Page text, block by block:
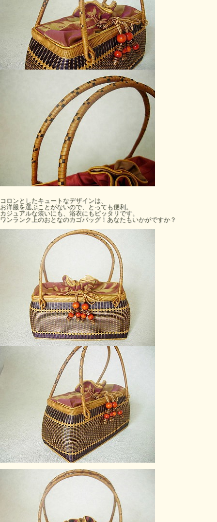
コロンとしたキュートなデザインは、
お洋服を選ぶことがないので、とっても便利。
カジュアルな装いにも、浴衣にもピッタリです。
ワンランク上のおとなのカゴバッグ！あなたもいかがですか？